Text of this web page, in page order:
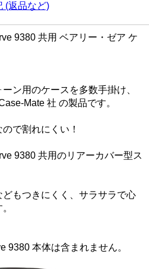
(返品など)
9380 共用 ベアリー・ゼア ケ
ン用のケースを多数手掛け、
Mate 社 の製品です。
で割れにくい！
9380 共用のリアーカバー型ス
もつきにくく、サラサラで心
9380 本体は含まれません。